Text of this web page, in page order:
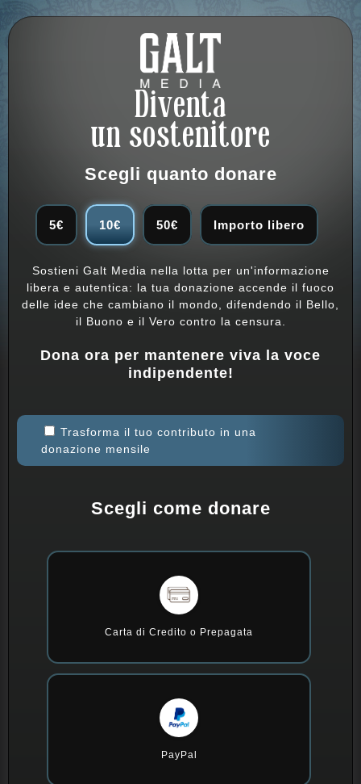
Diventa
un sostenitore
Scegli quanto donare
5€ 10€ 50€ Importo libero
Sostieni Galt Media nella lotta per un'informazione
libera e autentica: la tua donazione accende il fuoco
delle idee che cambiano il mondo, difendendo il Bello,
il Buono e il Vero contro la censura.
Dona ora per mantenere viva la voce
indipendente!
Trasforma il tuo contributo in una
donazione mensile
Scegli come donare
Carta di Credito o Prepagata
PayPal